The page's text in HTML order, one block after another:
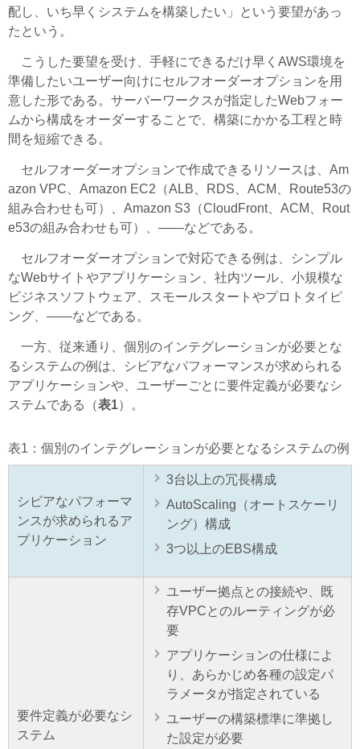
配し、いち早くシステムを構築したい」という要望があっ
たという。
こうした要望を受け、手軽にできるだけ早くAWS環境を
準備したいユーザー向けにセルフオーダーオプションを用
意した形である。サーバーワークスが指定したWebフォー
ムから構成をオーダーすることで、構築にかかる工程と時
間を短縮できる。
セルフオーダーオプションで作成できるリソースは、Am
azon VPC、Amazon EC2（ALB、RDS、ACM、Route53の
組み合わせも可）、Amazon S3（CloudFront、ACM、Rout
e53の組み合わせも可）、――などである。
セルフオーダーオプションで対応できる例は、シンプル
なWebサイトやアプリケーション、社内ツール、小規模な
ビジネスソフトウェア、スモールスタートやプロトタイピ
ング、――などである。
一方、従来通り、個別のインテグレーションが必要とな
るシステムの例は、シビアなパフォーマンスが求められる
アプリケーションや、ユーザーごとに要件定義が必要なシ
ステムである（表1）。
表1：個別のインテグレーションが必要となるシステムの例
シビアなパフォーマ
ンスが求められるア
プリケーション
3台以上の冗長構成
AutoScaling（オートスケーリ
ング）構成
3つ以上のEBS構成
要件定義が必要なシ
ステム
ユーザー拠点との接続や、既
存VPCとのルーティングが必
要
アプリケーションの仕様によ
り、あらかじめ各種の設定パ
ラメータが指定されている
ユーザーの構築標準に準拠し
た設定が必要